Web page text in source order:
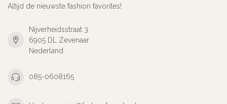
Altijd de nieuwste fashion favorites!
Nijverheidsstraat 3
6905 DL Zevenaar
Nederland
085-0608165